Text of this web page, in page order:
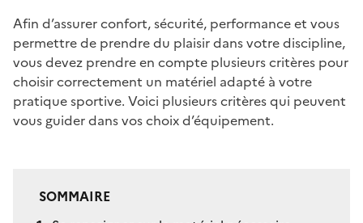
Afin d’assurer confort, sécurité, performance et vous
permettre de prendre du plaisir dans votre discipline,
vous devez prendre en compte plusieurs critères pour
choisir correctement un matériel adapté à votre
pratique sportive. Voici plusieurs critères qui peuvent
vous guider dans vos choix d’équipement.
SOMMAIRE